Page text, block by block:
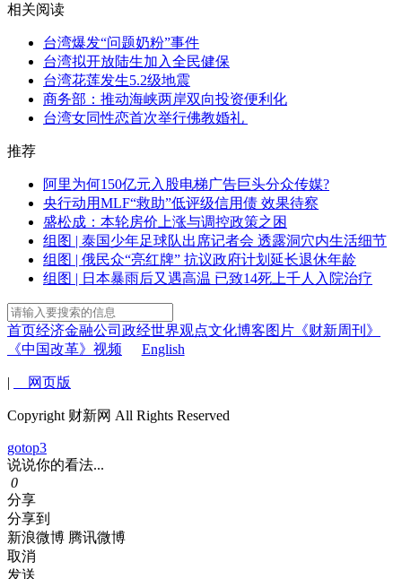
相关阅读
台湾爆发“问题奶粉”事件
台湾拟开放陆生加入全民健保
台湾花莲发生5.2级地震
商务部：推动海峡两岸双向投资便利化
台湾女同性恋首次举行佛教婚礼
推荐
阿里为何150亿元入股电梯广告巨头分众传媒?
央行动用MLF“救助”低评级信用债 效果待察
盛松成：本轮房价上涨与调控政策之困
组图 | 泰国少年足球队出席记者会 透露洞穴内生活细节
组图 | 俄民众“亮红牌” 抗议政府计划延长退休年龄
组图 | 日本暴雨后又遇高温 已致14死上千人入院治疗
首页经济金融公司 政经世界观点文化博客图片 《财新周刊》
《中国改革》 视频 English
| 网页版
Copyright 财新网 All Rights Reserved
gotop3
说说你的看法...
0
分享
分享到
新浪微博 腾讯微博
取消
发送